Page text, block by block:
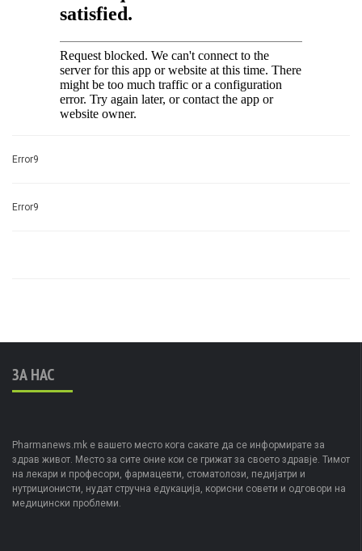
Error9
Error9
ЗА НАС
Pharmanews.mk е вашето место кога сакате да се информирате за
здрав живот. Место за сите оние кои се грижат за своето здравје. Тимот
на лекари и професори, фармацевти, стоматолози, педијатри и
нутриционисти, нудат стручна едукација, корисни совети и одговори на
медицински проблеми.